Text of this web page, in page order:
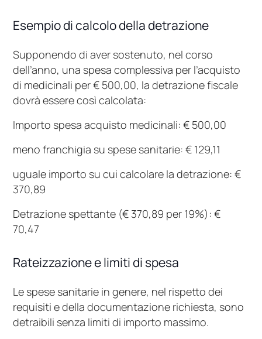
Esempio di calcolo della detrazione
Supponendo di aver sostenuto, nel corso
dell’anno, una spesa complessiva per l’acquisto
di medicinali per € 500,00, la detrazione fiscale
dovrà essere così calcolata:
Importo spesa acquisto medicinali: € 500,00
meno franchigia su spese sanitarie: € 129,11
uguale importo su cui calcolare la detrazione: €
370,89
Detrazione spettante (€ 370,89 per 19%): €
70,47
Rateizzazione e limiti di spesa
Le spese sanitarie in genere, nel rispetto dei
requisiti e della documentazione richiesta, sono
detraibili senza limiti di importo massimo.